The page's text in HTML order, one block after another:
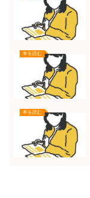
本を読む
本を読む